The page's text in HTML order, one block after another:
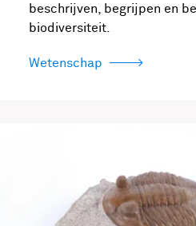
beschrijven, begrijpen en
biodiversiteit.
Wetenschap